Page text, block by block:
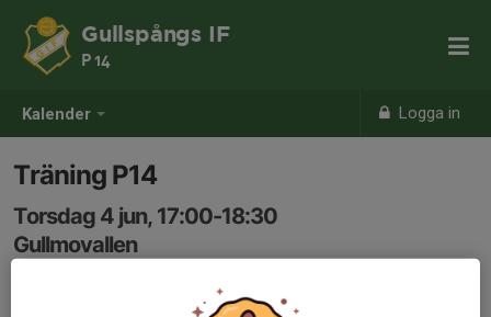
Kalender Logga in
Gullspångs IF
P 14
Träning P14
Torsdag 4 jun, 17:00-18:30
Gullmovallen